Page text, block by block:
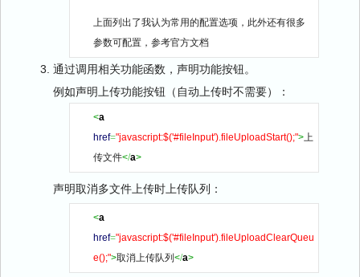
上面列出了我认为常用的配置选项，此外还有很多
参数可配置，参考官方文档
通过调用相关功能函数，声明功能按钮。
例如声明上传功能按钮（自动上传时不需要）：
<a
href="javascript:$('#fileInput').fileUploadStart();">上
传文件</a>
声明取消多文件上传时上传队列：
<a
href="javascript:$('#fileInput').fileUploadClearQueu
e();">取消上传队列</a>